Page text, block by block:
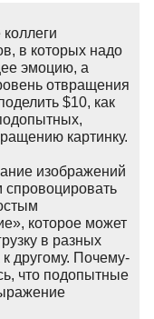
в которых надо
эмоцию, а
отвращения
$10, как
картинку.
изображений
которое может
в разных
другому. Почему-
что подопытные